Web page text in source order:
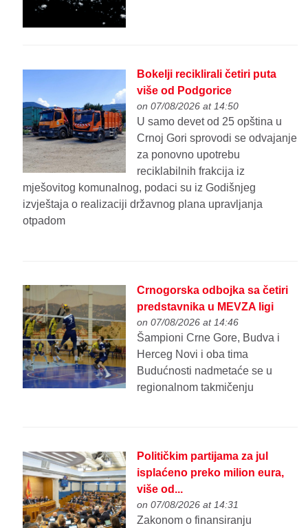
Bokelji reciklirali četiri puta
više od Podgorice
on 07/08/2026 at 14:50
U samo devet od 25 opština u
Crnoj Gori sprovodi se odvajanje
za ponovno upotrebu
reciklabilnih frakcija iz
mješovitog komunalnog, podaci su iz Godišnjeg
izvještaja o realizaciji državnog plana upravljanja
otpadom
Crnogorska odbojka sa četiri
predstavnika u MEVZA ligi
on 07/08/2026 at 14:46
Šampioni Crne Gore, Budva i
Herceg Novi i oba tima
Budućnosti nadmetaće se u
regionalnom takmičenju
Političkim partijama za jul
isplaćeno preko milion eura,
više od...
on 07/08/2026 at 14:31
Zakonom o finansiranju